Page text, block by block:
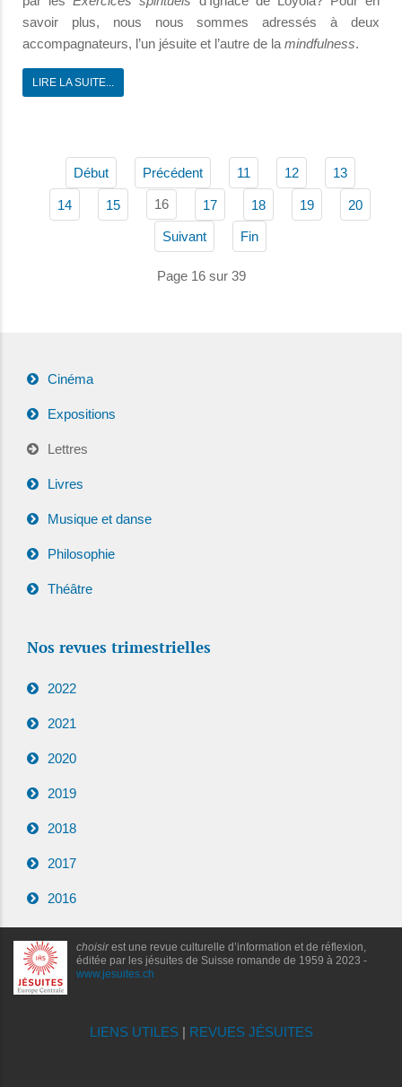
savoir plus, nous nous sommes adressés à deux
accompagnateurs, l’un jésuite et l’autre de lamindfulness.
LIRE LA SUITE...
Début Précédent 11 12 13
14 15 16 17 18 19 20
Suivant Fin
Page 16 sur 39
Cinéma
Expositions
Lettres
Livres
Musique et danse
Philosophie
Théâtre
Nos revues trimestrielles
2022
2021
2020
2019
2018
2017
2016
choisirest une revue culturelle d’information et de réflexion,
éditée par les jésuites de Suisse romande de 1959 à 2023 -
www.jesuites.ch
LIENS UTILES| REVUES JÉSUITES